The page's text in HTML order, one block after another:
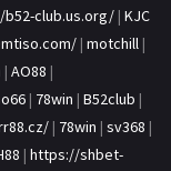
club.us.org/ | KJC
| motchill |
| AO88 |
| 78win | B52club |
| 78win | sv368 |
| https://shbet-